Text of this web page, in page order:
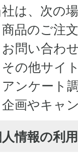
は、次の
商品のご注
お問い合わ
その他サイ
アンケート
企画やキャ
情報の利